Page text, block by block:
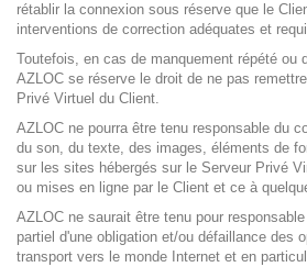
rétablir la connexion sous réserve que le
interventions de correction adéquates et
Toutefois, en cas de manquement répété ou
AZLOC se réserve le droit de ne pas
Privé Virtuel du Client.
AZLOC ne pourra être tenu responsable du
du son, du texte, des images, éléments de
sur les sites hébergés sur le Serveur Privé
ou mises en ligne par le Client et ce à
AZLOC ne saurait être tenu pour
partiel d'une obligation et/ou défaillance des
transport vers le monde Internet et en